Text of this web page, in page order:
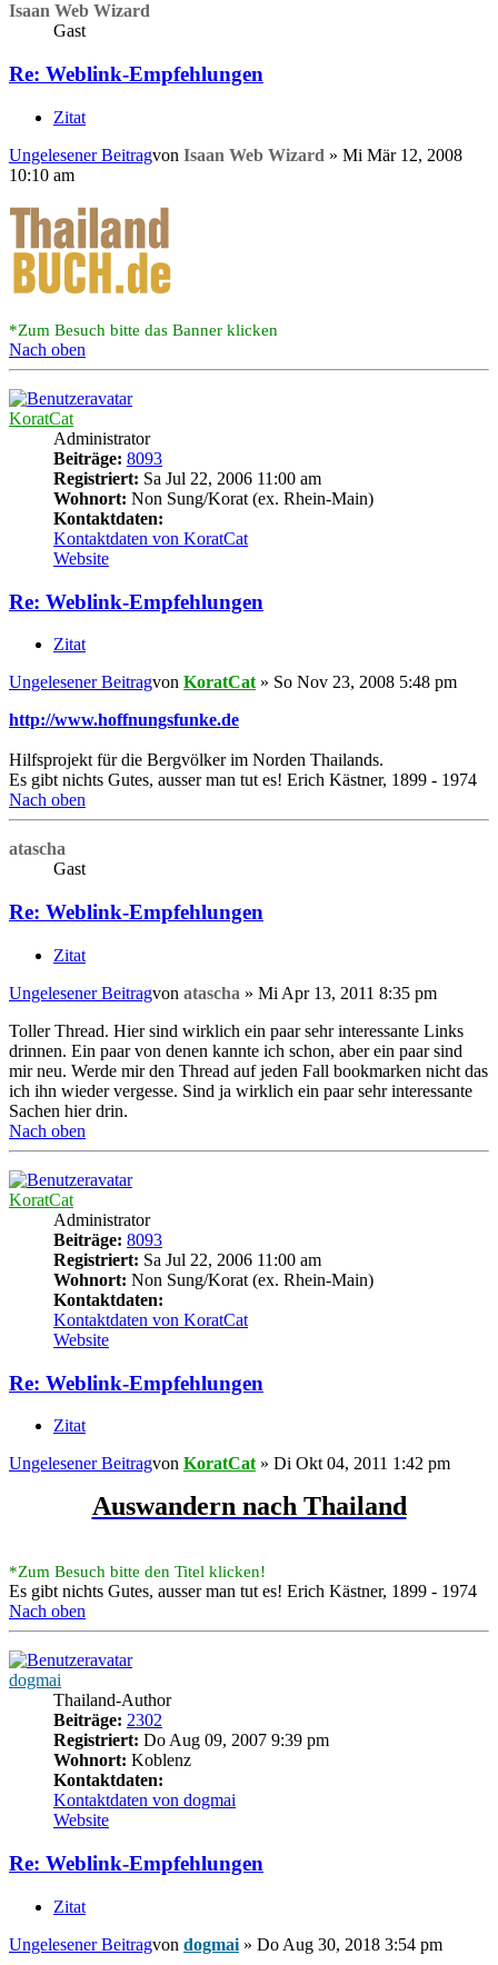
Isaan Web Wizard
Gast
Re: Weblink-Empfehlungen
Zitat
Ungelesener Beitragvon Isaan Web Wizard » Mi Mär 12, 2008
10:10 am
*Zum Besuch bitte das Banner klicken
Nach oben
KoratCat
Administrator
Beiträge: 8093
Registriert: Sa Jul 22, 2006 11:00 am
Wohnort: Non Sung/Korat (ex. Rhein-Main)
Kontaktdaten:
Kontaktdaten von KoratCat
Website
Re: Weblink-Empfehlungen
Zitat
Ungelesener Beitragvon KoratCat » So Nov 23, 2008 5:48 pm
http://www.hoffnungsfunke.de
Hilfsprojekt für die Bergvölker im Norden Thailands.
Es gibt nichts Gutes, ausser man tut es! Erich Kästner, 1899 - 1974
Nach oben
atascha
Gast
Re: Weblink-Empfehlungen
Zitat
Ungelesener Beitragvon atascha » Mi Apr 13, 2011 8:35 pm
Toller Thread. Hier sind wirklich ein paar sehr interessante Links
drinnen. Ein paar von denen kannte ich schon, aber ein paar sind
mir neu. Werde mir den Thread auf jeden Fall bookmarken nicht das
ich ihn wieder vergesse. Sind ja wirklich ein paar sehr interessante
Sachen hier drin.
Nach oben
KoratCat
Administrator
Beiträge: 8093
Registriert: Sa Jul 22, 2006 11:00 am
Wohnort: Non Sung/Korat (ex. Rhein-Main)
Kontaktdaten:
Kontaktdaten von KoratCat
Website
Re: Weblink-Empfehlungen
Zitat
Ungelesener Beitragvon KoratCat » Di Okt 04, 2011 1:42 pm
Auswandern nach Thailand
*Zum Besuch bitte den Titel klicken!
Es gibt nichts Gutes, ausser man tut es! Erich Kästner, 1899 - 1974
Nach oben
dogmai
Thailand-Author
Beiträge: 2302
Registriert: Do Aug 09, 2007 9:39 pm
Wohnort: Koblenz
Kontaktdaten:
Kontaktdaten von dogmai
Website
Re: Weblink-Empfehlungen
Zitat
Ungelesener Beitragvon dogmai » Do Aug 30, 2018 3:54 pm